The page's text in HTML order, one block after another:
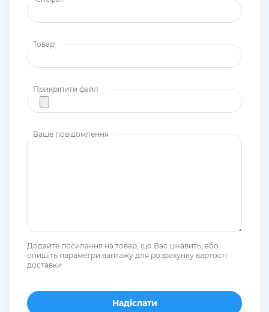
Товар
Прикріпити файл
Ваше повідомлення
Додайте посилання на товар, що Вас цікавить, або
опишіть параметри вантажу для розрахунку вартості
доставки